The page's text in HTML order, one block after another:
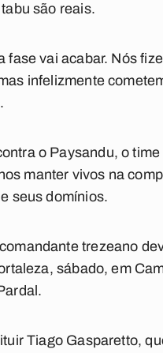
são reais.
fase vai acabar. Nós
infelizmente
o Paysandu, o
manter vivos na
seus domínios.
trezeano
sábado, em
Tiago Gasparetto,